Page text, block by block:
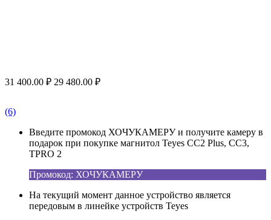
31 400.00 ₽ 29 480.00 ₽
(6)
Введите промокод ХОЧУКАМЕРУ и получите камеру в
подарок при покупке магнитол Teyes CC2 Plus, CC3,
TPRO 2
Промокод: ХОЧУКАМЕРУ
На текущий момент данное устройство является
передовым в линейке устройств Teyes